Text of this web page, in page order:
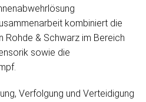
kombiniert die
Rohde & Schwarz im Bereich
sowie die
Verfolgung und Verteidigung